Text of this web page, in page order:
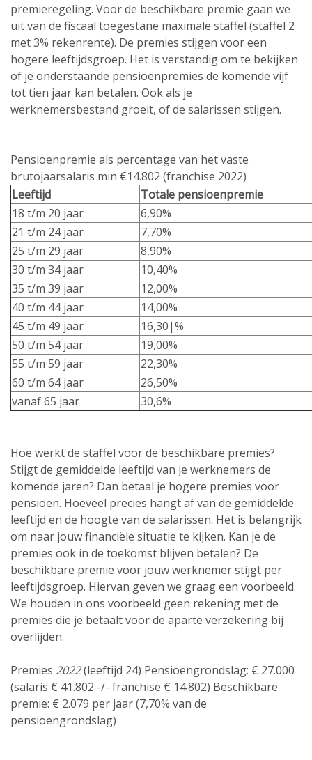
premie­regeling. Voor de beschikbare premie gaan we
uit van de fiscaal toegestane maximale staffel (staffel 2
met 3% rekenrente). De premies stijgen voor een
hogere leeftijdsgroep. Het is verstandig om te bekijken
of je onderstaande pensioenpremies de komende vijf
tot tien jaar kan betalen. Ook als je
werknemersbestand groeit, of de salarissen stijgen.
Pensioenpremie als percentage van het vaste
brutojaarsalaris min €14.802 (franchise 2022)
Leeftijd
Totale pensioenpremie
18 t/m 20 jaar
6,90%
21 t/m 24 jaar
7,70%
25 t/m 29 jaar
8,90%
30 t/m 34 jaar
10,40%
35 t/m 39 jaar
12,00%
40 t/m 44 jaar
14,00%
45 t/m 49 jaar
16,30|%
50 t/m 54 jaar
19,00%
55 t/m 59 jaar
22,30%
60 t/m 64 jaar
26,50%
vanaf 65 jaar
30,6%
Hoe werkt de staffel voor de beschikbare premies?
Stijgt de gemiddelde leeftijd van je werknemers de
komende jaren? Dan betaal je hogere premies voor
pensioen. Hoeveel precies hangt af van de gemiddelde
leeftijd en de hoogte van de salarissen. Het is belangrijk
om naar jouw financiële situatie te kijken. Kan je de
premies ook in de toekomst blijven betalen? De
beschikbare premie voor jouw werknemer stijgt per
leeftijdsgroep. Hiervan geven we graag een voorbeeld.
We houden in ons voorbeeld geen rekening met de
premies die je betaalt voor de aparte verzekering bij
overlijden.
Premies 2022(leeftijd 24) Pensioengrondslag: € 27.000
(salaris € 41.802 -/- franchise € 14.802) Beschikbare
premie: € 2.079 per jaar (7,70% van de
pensioengrondslag)